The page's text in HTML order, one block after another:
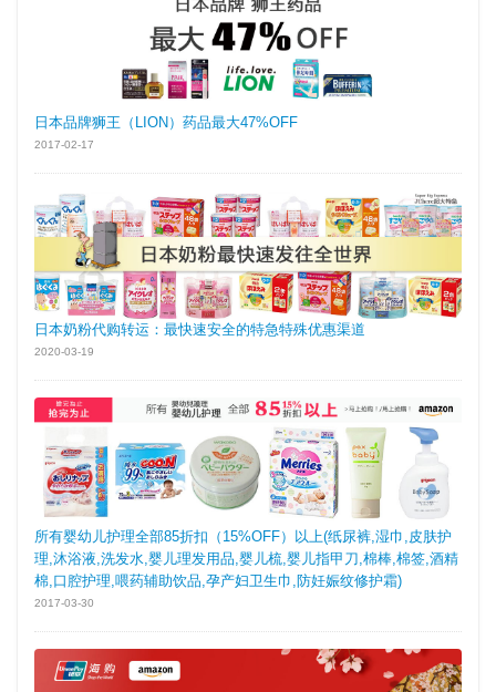
日本品牌狮王（LION）药品最大47%OFF
2017-02-17
日本奶粉代购转运：最快速安全的特急特殊优惠渠道
2020-03-19
所有婴幼儿护理全部85折扣（15%OFF）以上(纸尿裤,湿巾,皮肤护
理,沐浴液,洗发水,婴儿理发用品,婴儿梳,婴儿指甲刀,棉棒,棉签,酒精
棉,口腔护理,喂药辅助饮品,孕产妇卫生巾,防妊娠纹修护霜)
2017-03-30